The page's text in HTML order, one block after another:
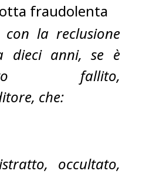
fraudolenta
la reclusione
dieci anni, se è
fallito,
che:
occultato,